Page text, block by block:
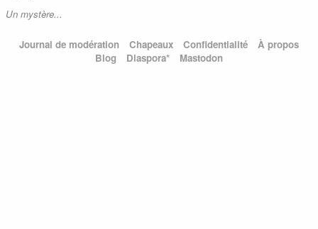
Un mystère...
Journal de modération Chapeaux Confidentialité
À propos
Blog
Diaspora* Mastodon